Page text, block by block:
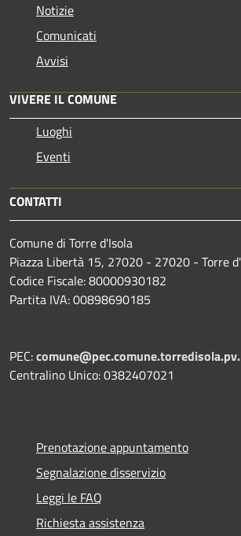
Notizie
Comunicati
Avvisi
VIVERE IL COMUNE
Luoghi
Eventi
CONTATTI
Comune di Torre d'Isola
Piazza Libertà 15, 27020 - 27020 - Torre
Codice Fiscale: 80000930182
Partita IVA: 00898690185
PEC:
Centralino Unico: 0382407021
Prenotazione appuntamento
Segnalazione disservizio
Leggi le FAQ
Richiesta assistenza